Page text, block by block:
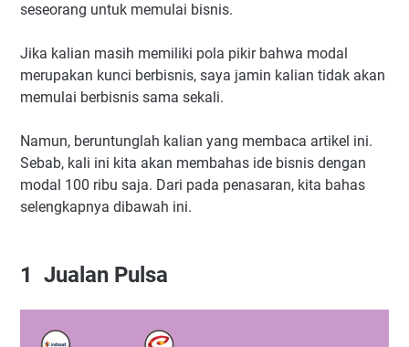
seseorang untuk memulai bisnis.
Jika kalian masih memiliki pola pikir bahwa modal
merupakan kunci berbisnis, saya jamin kalian tidak akan
memulai berbisnis sama sekali.
Namun, beruntunglah kalian yang membaca artikel ini.
Sebab, kali ini kita akan membahas ide bisnis dengan
modal 100 ribu saja. Dari pada penasaran, kita bahas
selengkapnya dibawah ini.
1 Jualan Pulsa